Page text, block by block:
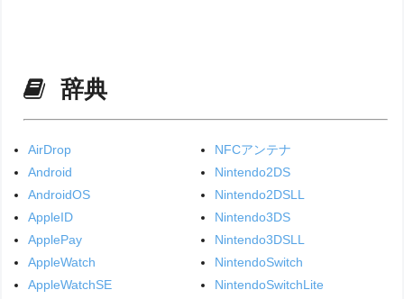
辞典
AirDrop
Android
AndroidOS
AppleID
ApplePay
AppleWatch
AppleWatchSE
NFCアンテナ
Nintendo2DS
Nintendo2DSLL
Nintendo3DS
Nintendo3DSLL
NintendoSwitch
NintendoSwitchLite